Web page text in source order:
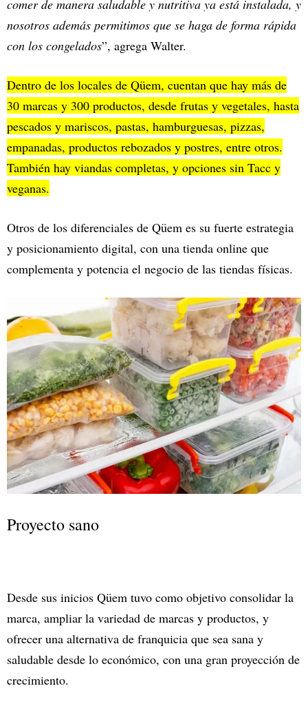
comer de manera saludable y nutritiva ya está instalada, y
nosotros además permitimos que se haga de forma rápida
con los congelados”, agrega Walter.
Dentro de los locales de Qüem, cuentan que hay más de
30 marcas y 300 productos, desde frutas y vegetales, hasta
pescados y mariscos, pastas, hamburguesas, pizzas,
empanadas, productos rebozados y postres, entre otros.
También hay viandas completas, y opciones sin Tacc y
veganas.
Otros de los diferenciales de Qüem es su fuerte estrategia
y posicionamiento digital, con una tienda online que
complementa y potencia el negocio de las tiendas físicas.
Proyecto sano
Desde sus inicios Qüem tuvo como objetivo consolidar la
marca, ampliar la variedad de marcas y productos, y
ofrecer una alternativa de franquicia que sea sana y
saludable desde lo económico, con una gran proyección de
crecimiento.